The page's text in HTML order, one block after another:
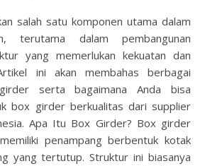
terutama dalam pembangunan
yang memerlukan kekuatan dan
ini akan membahas berbagai
serta bagaimana Anda bisa
box girder berkualitas dari supplier
Apa Itu Box Girder? Box girder
penampang berbentuk kotak
yang tertutup. Struktur ini biasanya